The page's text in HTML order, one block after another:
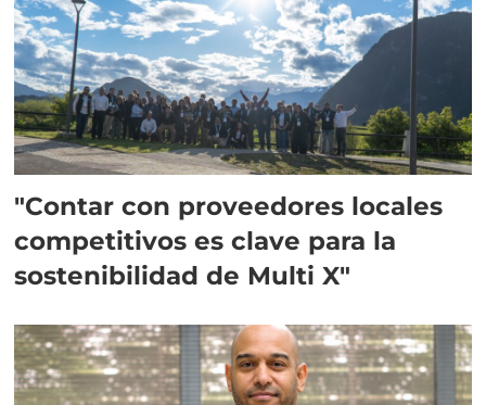
"Contar con proveedores locales
competitivos es clave para la
sostenibilidad de Multi X"